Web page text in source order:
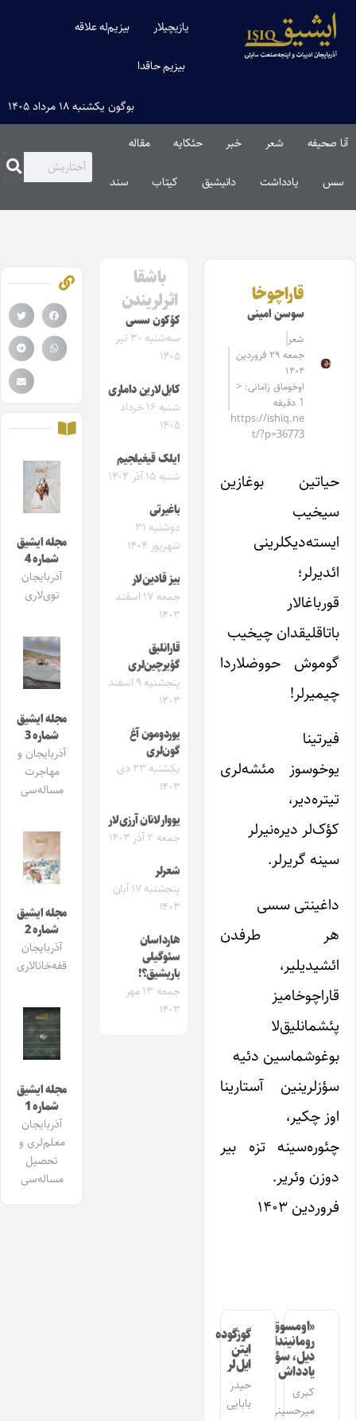
یازیچیلار بیزیم‌له علاقه
بیزیم حاقدا
بوگون یکشنبه ۱۸ مرداد ۱۴۰۵
آنا صحیفه شعر خبر حئکایه مقاله‌
سس یادداشت دانیشیق کیتاب سند
قاراچوخا
سوسن امینی
شعر
جمعه ۲۹ فروردین
۱۴۰۴
اوخوماق زامانی: <
1 دقیقه
https://ishiq.ne
t/?p=36773
حیاتین بوغازین
سیخیب
ایسته‌دیکلرینی
ائدیرلر؛
قورباغالار
باتاقلیقدان چیخیب
گوموش حووضلاردا
چیمیرلر!
فیرتینا
یوخوسوز مئشه‌لری
تیتره‌دیر،
کؤک‌لر دیره‌‌نیرلر
سینه گریرلر.
داغینتی سسی
هر طرفدن
ائشیدیلیر،
قاراچوخامیز
پئشمانلیق‌لا
بوغوشماسین دئیه
سؤزلرینین آستارینا
اوز چکیر،
چئوره‌سینه تزه بیر
دوزن وئریر.
فروردین ۱۴۰۳
«اومسوق»
رومانیندا
دیل، سؤز،
یادداش
کبری
میرحسینی
گوزگوده
ایتن
ایل‌لر
حیدر
بابایی
باشقا
اثرلریندن
کؤکون سسی
سه‌شنبه ۳۰ تیر
۱۴۰۵
کابل‌لارین داماری
شنبه ۱۶ خرداد
۱۴۰۵
ایلک قیغیلجیم
شنبه ۱۵ آذر ۱۴۰۴
باغیرتی
دوشنبه ۳۱
شهریور ۱۴۰۴
بیز قادین‌لار
جمعه ۱۷ اسفند
۱۴۰۳
قارانلیق
گؤیرچین‌لری
پنجشنبه ۹ اسفند
۱۴۰۳
یوردومون آغ
گون‌لری
یکشنبه ۲۳ دی
۱۴۰۳
یووارلانان آرزی‌لار
جمعه ۲ آذر ۱۴۰۳
شعرلر
پنجشنبه ۱۷ آبان
۱۴۰۳
هارداسان
سئوگیلی
باریشیق؟!
جمعه ۱۳ مهر
۱۴۰۳
مجله ایشیق
شماره 4
آذربایجان
توی‌لاری
مجله ایشیق
شماره 3
آذربایجان و
مهاجرت
مساله‌سی
مجله ایشیق
شماره 2
آذربایجان
قفه‌خانالاری
مجله ایشیق
شماره 1
آذربایجان
معلم‌لری و
تحصیل
مساله‌سی